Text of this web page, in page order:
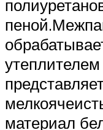
материал